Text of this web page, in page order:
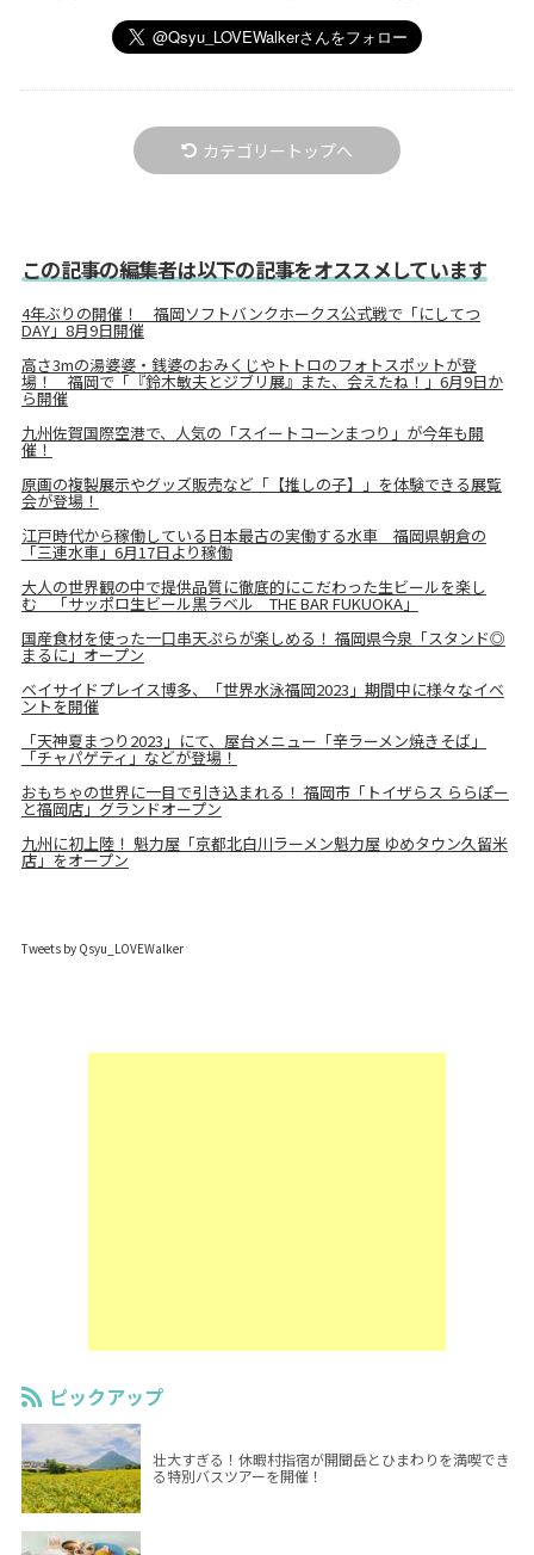
カテゴリートップへ
この記事の編集者は以下の記事をオススメしています
4年ぶりの開催！ 福岡ソフトバンクホークス公式戦で「にしてつ
DAY」8月9日開催
高さ3mの湯婆婆・銭婆のおみくじやトトロのフォトスポットが登
場！ 福岡で「『鈴木敏夫とジブリ展』また、会えたね！」6月9日か
ら開催
九州佐賀国際空港で、人気の「スイートコーンまつり」が今年も開
催！
原画の複製展示やグッズ販売など「【推しの子】」を体験できる展覧
会が登場！
江戸時代から稼働している日本最古の実働する水車 福岡県朝倉の
「三連水車」6月17日より稼働
大人の世界観の中で提供品質に徹底的にこだわった生ビールを楽し
む 「サッポロ生ビール黒ラベル THE BAR FUKUOKA」
国産食材を使った一口串天ぷらが楽しめる！ 福岡県今泉「スタンド◎
まるに」オープン
ベイサイドプレイス博多、「世界水泳福岡2023」期間中に様々なイベ
ントを開催
「天神夏まつり2023」にて、屋台メニュー「辛ラーメン焼きそば」
「チャパゲティ」などが登場！
おもちゃの世界に一目で引き込まれる！ 福岡市「トイザらス ららぽー
と福岡店」グランドオープン
九州に初上陸！ 魁力屋「京都北白川ラーメン魁力屋 ゆめタウン久留米
店」をオープン
Tweets by Qsyu_LOVEWalker
ピックアップ
壮大すぎる！休暇村指宿が開聞岳とひまわりを満喫でき
る特別バスツアーを開催！